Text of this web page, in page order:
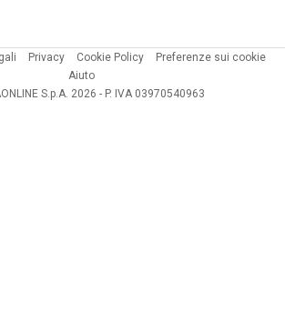
Privacy Cookie Policy
Preferenze sui cookie
Aiuto
S.p.A. 2026 - P. IVA 03970540963